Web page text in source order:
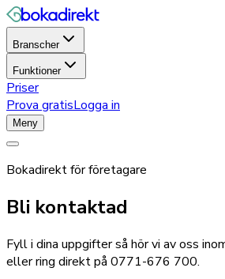
Branscher
Funktioner
Priser
Prova gratisLogga in
Meny
Bokadirekt för företagare
Bli kontaktad
Fyll i dina uppgifter så hör vi av oss
eller ring direkt på 0771-676 700.